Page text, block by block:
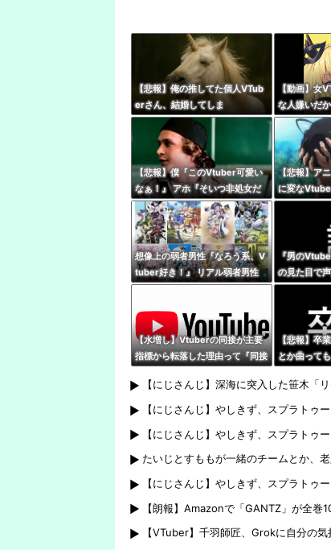
【悲報】俺の推してた個人VTub
erさん、結婚してしま
う・・・・
【動画】女
な人嫌いだ
性だから、V
【悲報】僕『このVtuber可愛い
なぁ！』 アホ『そいつ非処女だ
ぞ』←これｗｗｗ
【悲報】ア
に変な
話見れない
想像上の弱者男性『なろう系、V
tuber好き！』 リアル弱者男性
『哲学、古典文学、世界史。(ﾒ
『男の
の見た目で
解不能
【水増し】Vtuberの同接が主要
指標から転落した理由って『同接
あぶり出された』からだよな
【悲報】卒
とか曲って
【にじさんじ】深海に突入した笹木「
【にじさんじ】やしきず、スプラトゥ
【にじさんじ】やしきず、スプラトゥ
たいじとすももが一緒のチームとか、
【にじさんじ】やしきず、スプラトゥ
【朗報】Amazonで「GANTZ」が全巻
【VTuber】千羽師匠、Grokに自分の